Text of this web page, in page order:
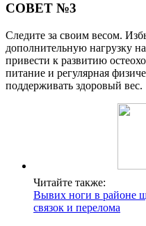
СОВЕТ №3
Следите за своим весом.
дополнительную нагрузку
привести к развитию
питание и регулярная
поддерживать здоровый вес.
Читайте также:
Вывих ноги в районе
связок и перелома